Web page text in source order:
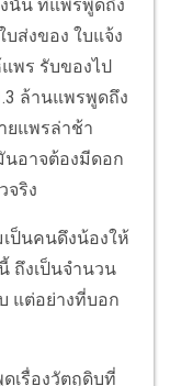
นั้น ที่แพรพูดถึง
ส่งของ ใบแจ้ง
พร รับของไป
ล้านแพรพูดถึง
ยแพรล่าช้า
นอาจต้องมีดอก
จริง
ป็นคนดึงน้องให้
ถึงเป็นจำนวน
แต่อย่างที่บอก
เรื่องวัตถุดิบที่